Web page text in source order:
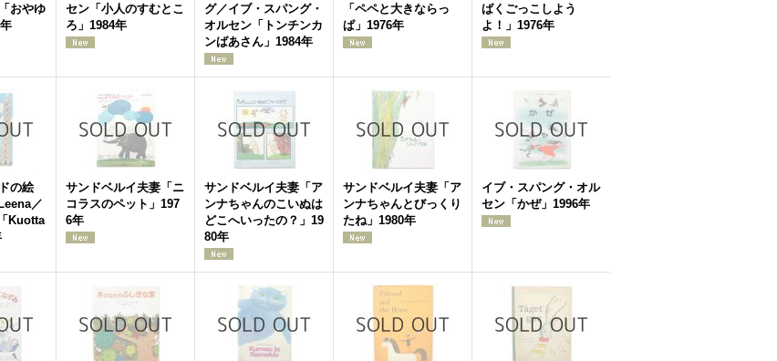
おやゆ
セン「小人のすむとこ
ろ」1984年
グ／イブ・スパング・
オルセン「トンチンカ
ンばあさん」1984年
「ペペと大きならっ
ぱ」1976年
ばくごっこしよう
よ！」1976年
の絵
／
Kuotta
サンドベルイ夫妻「ニ
コラスのペット」197
6年
サンドベルイ夫妻「ア
ンナちゃんのこいぬは
どこへいったの？」19
80年
サンドベルイ夫妻「ア
ンナちゃんとびっくり
たね」1980年
イブ・スパング・オル
セン「かぜ」1996年